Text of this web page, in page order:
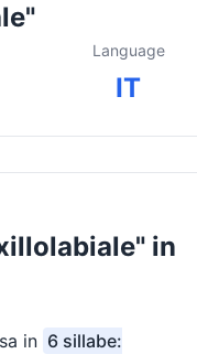
Language
IT
in
in 6 sillabe: